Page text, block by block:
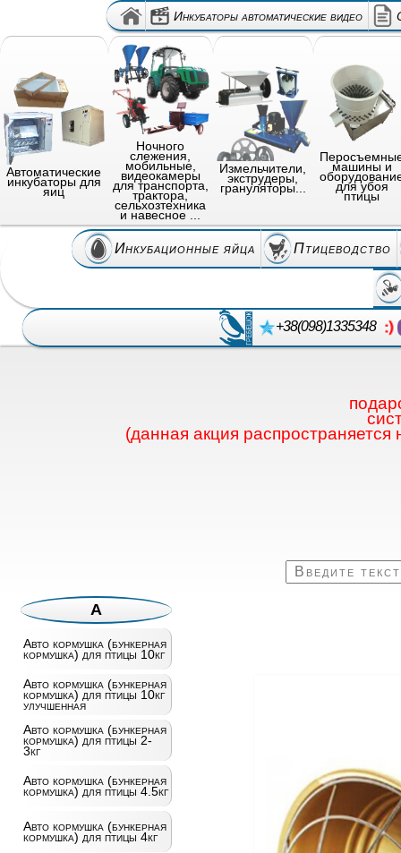
Инкубаторы автоматические видео
Автоматические
инкубаторы для
яиц
Ночного
слежения,
мобильные,
видеокамеры
для транспорта,
трактора,
сельхозтехника
и навесное ...
Измельчители,
экструдеры,
грануляторы...
машины и
для убоя
птицы
Инкубационные яйца Птицеводство
+38(098)1335348
(данная акция
А
Авто кормушка (бункерная
кормушка) для птицы 10кг
Авто кормушка (бункерная
кормушка) для птицы 10кг
улучшенная
Авто кормушка (бункерная
кормушка) для птицы 2-
3кг
Авто кормушка (бункерная
кормушка) для птицы 4.5кг
Авто кормушка (бункерная
кормушка) для птицы 4кг